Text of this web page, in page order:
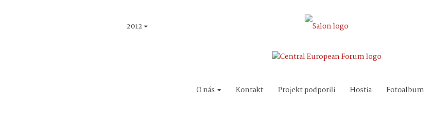
2012
O nás Kontakt Projekt podporili Hostia Fotoalbum